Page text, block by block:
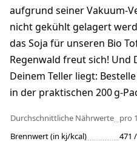
aufgrund seiner Vakuum-
nicht gekühlt gelagert
das Soja für unseren Bio
Regenwald freut sich! Und
Deinem Teller liegt:
in der praktischen 200 g-
Durchschnittliche Nährwerte pro
Brennwert (in kj/kcal)
471